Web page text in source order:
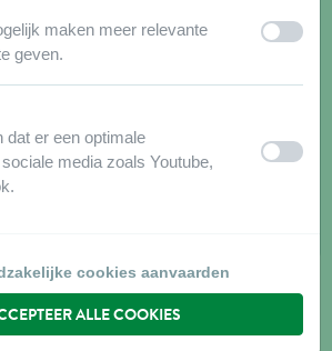
maken meer relevante
geven.
uit aan
dat er een optimale
media zoals Youtube,
uit aan
cookies aanvaarden
ALLE COOKIES